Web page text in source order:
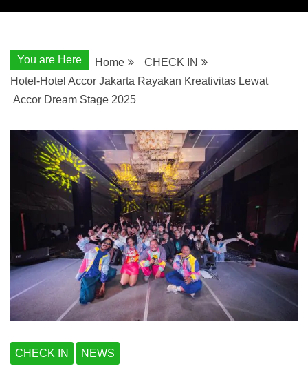
You are Here Home
CHECK IN
Hotel-Hotel Accor Jakarta Rayakan Kreativitas Lewat
Accor Dream Stage 2025
CHECK IN NEWS